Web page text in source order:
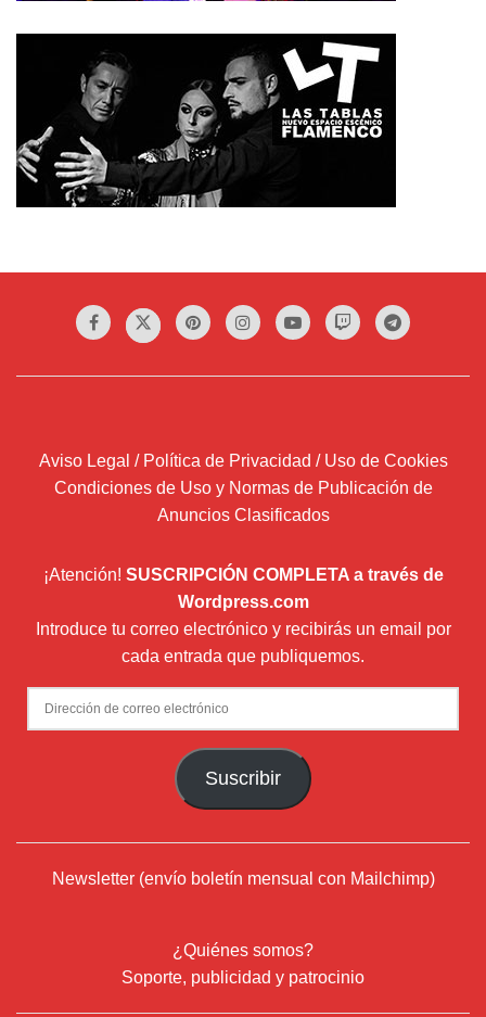
Aviso Legal / Política de Privacidad / Uso de Cookies
Condiciones de Uso y Normas de Publicación de
Anuncios Clasificados
¡Atención! SUSCRIPCIÓN COMPLETA a través de
Wordpress.com
Introduce tu correo electrónico y recibirás un email por
cada entrada que publiquemos.
Dirección
de
Suscribir
Newsletter (envío boletín mensual con Mailchimp)
¿Quiénes somos?
Soporte, publicidad y patrocinio